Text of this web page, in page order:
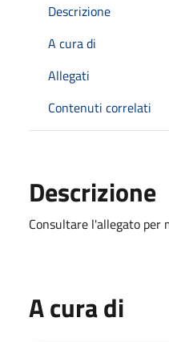
Descrizione
A cura di
Allegati
Contenuti correlati
Descrizione
Consultare l'allegato per
A cura di